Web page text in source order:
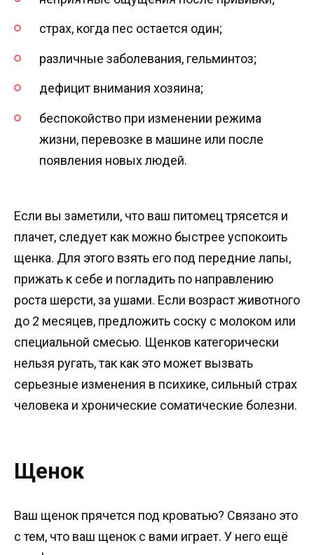
страх, когда пес остается один;
различные заболевания, гельминтоз;
дефицит внимания хозяина;
беспокойство при изменении режима
жизни, перевозке в машине или после
появления новых людей.
Если вы заметили, что ваш питомец трясется и
плачет, следует как можно быстрее успокоить
щенка. Для этого взять его под передние лапы,
прижать к себе и погладить по направлению
роста шерсти, за ушами. Если возраст животного
до 2 месяцев, предложить соску с молоком или
специальной смесью. Щенков категорически
нельзя ругать, так как это может вызвать
серьезные изменения в психике, сильный страх
человека и хронические соматические болезни.
Щенок
Ваш щенок прячется под кроватью? Связано это
с тем, что ваш щенок с вами играет. У него ещё